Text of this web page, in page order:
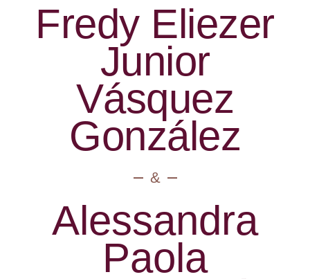
Fredy Eliezer
Junior
Vásquez
González
&
Alessandra
Paola